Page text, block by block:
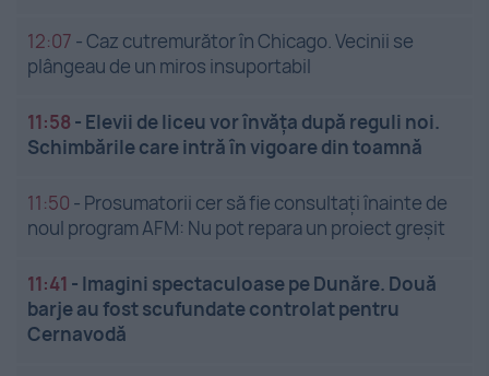
12:07 -Caz cutremurător în Chicago. Vecinii se
plângeau de un miros insuportabil
11:58 - Elevii de liceu vor învăța după reguli noi.
Schimbările care intră în vigoare din toamnă
11:50 - Prosumatorii cer să fie consultați înainte de
noul program AFM: Nu pot repara un proiect greșit
11:41 - Imagini spectaculoase pe Dunăre. Două
barje au fost scufundate controlat pentru
Cernavodă